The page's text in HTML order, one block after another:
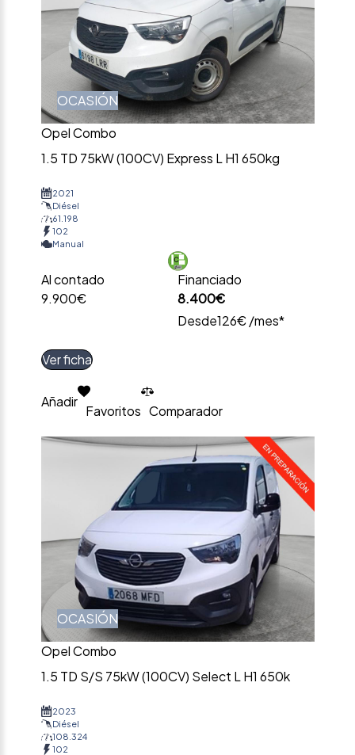
OCASIÓN
Opel Combo
1.5 TD 75kW (100CV) Express L H1 650kg
2021
Diésel
61.198
102
Manual
Al contado
9.900€
Financiado
8.400€
Desde126€ /mes*
Ver ficha
Añadir
Favoritos Comparador
OCASIÓN
Opel Combo
1.5 TD S/S 75kW (100CV) Select L H1 650k
2023
Diésel
108.324
102